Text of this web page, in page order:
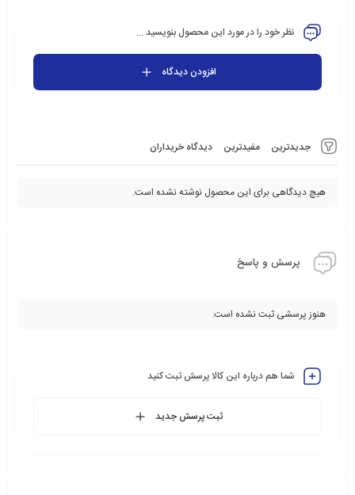
جدیدترین مفیدترین دیدگاه خریداران
هیچ دیدگاهی برای این محصول نوشته نشده است.
نظر خود را در مورد این محصول بنویسید ...
افزودن دیدگاه
پرسش و پاسخ
هنوز پرسشی ثبت نشده است.
شما هم درباره این کالا پرسش ثبت کنید
ثبت پرسش جدید